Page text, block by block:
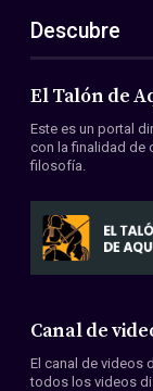
ES
EN
Acerca de
Miembros
Convenios
Descubre
El Talón de
Este es un portal
con la finalidad de
filosofía.
Canal de
El canal de videos
todos los videos